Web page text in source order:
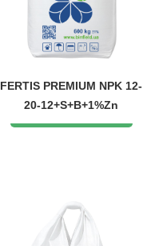
FERTIS PREMIUM NPK 12-
20-12+S+B+1%Zn